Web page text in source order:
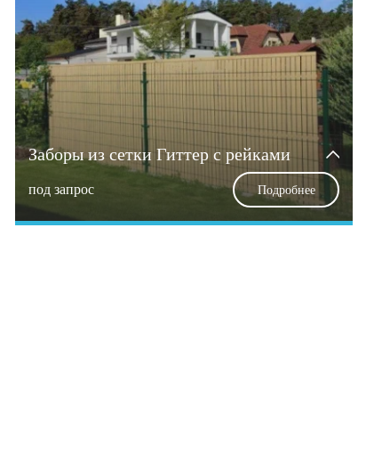
Заборы из сетки Гиттер с рейками
под запрос Подробнее